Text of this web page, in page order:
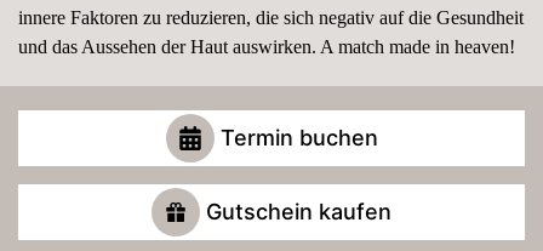
innere Faktoren zu reduzieren, die sich negativ auf die Gesundheit
und das Aussehen der Haut auswirken. A match made in heaven!
Termin buchen
Gutschein kaufen